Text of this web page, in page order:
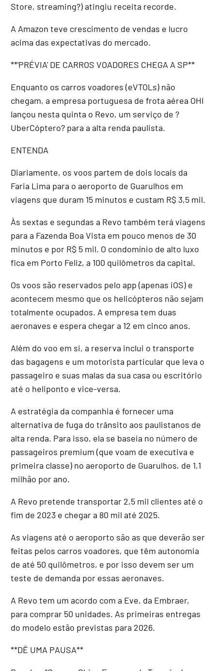
Store, streaming?) atingiu receita recorde.
A Amazon teve crescimento de vendas e lucro
acima das expectativas do mercado.
**'PRÉVIA' DE CARROS VOADORES CHEGA A SP**
Enquanto os carros voadores (eVTOLs) não
chegam, a empresa portuguesa de frota aérea OHI
lançou nesta quinta o Revo, um serviço de ?
UberCóptero? para a alta renda paulista.
ENTENDA
Diariamente, os voos partem de dois locais da
Faria Lima para o aeroporto de Guarulhos em
viagens que duram 15 minutos e custam R$ 3,5 mil.
Às sextas e segundas a Revo também terá viagens
para a Fazenda Boa Vista em pouco menos de 30
minutos e por R$ 5 mil. O condomínio de alto luxo
fica em Porto Feliz, a 100 quilômetros da capital.
Os voos são reservados pelo app (apenas iOS) e
acontecem mesmo que os helicópteros não sejam
totalmente ocupados. A empresa tem duas
aeronaves e espera chegar a 12 em cinco anos.
Além do voo em si, a reserva inclui o transporte
das bagagens e um motorista particular que leva o
passageiro e suas malas da sua casa ou escritório
até o heliponto e vice-versa.
A estratégia da companhia é fornecer uma
alternativa de fuga do trânsito aos paulistanos de
alta renda. Para isso, ela se baseia no número de
passageiros premium (que voam de executiva e
primeira classe) no aeroporto de Guarulhos, de 1,1
milhão por ano.
A Revo pretende transportar 2,5 mil clientes até o
fim de 2023 e chegar a 80 mil até 2025.
As viagens até o aeroporto são as que deverão ser
feitas pelos carros voadores, que têm autonomia
de até 50 quilômetros, e por isso devem ser um
teste de demanda por essas aeronaves.
A Revo tem um acordo com a Eve, da Embraer,
para comprar 50 unidades. As primeiras entregas
do modelo estão previstas para 2026.
**DÊ UMA PAUSA**